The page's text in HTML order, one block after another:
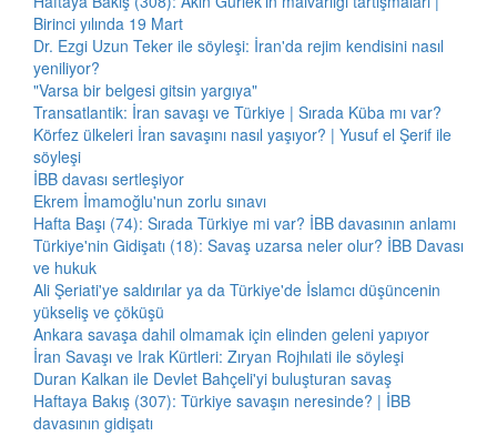
Birinci yılında 19 Mart
Dr. Ezgi Uzun Teker ile söyleşi: İran'da rejim kendisini nasıl
yeniliyor?
"Varsa bir belgesi gitsin yargıya"
Transatlantik: İran savaşı ve Türkiye | Sırada Küba mı var?
Körfez ülkeleri İran savaşını nasıl yaşıyor? | Yusuf el Şerif ile
söyleşi
İBB davası sertleşiyor
Ekrem İmamoğlu'nun zorlu sınavı
Hafta Başı (74): Sırada Türkiye mi var? İBB davasının anlamı
Türkiye'nin Gidişatı (18): Savaş uzarsa neler olur? İBB Davası
ve hukuk
Ali Şeriati'ye saldırılar ya da Türkiye'de İslamcı düşüncenin
yükseliş ve çöküşü
Ankara savaşa dahil olmamak için elinden geleni yapıyor
İran Savaşı ve Irak Kürtleri: Zıryan Rojhılati ile söyleşi
Duran Kalkan ile Devlet Bahçeli'yi buluşturan savaş
Haftaya Bakış (307): Türkiye savaşın neresinde? | İBB
davasının gidişatı